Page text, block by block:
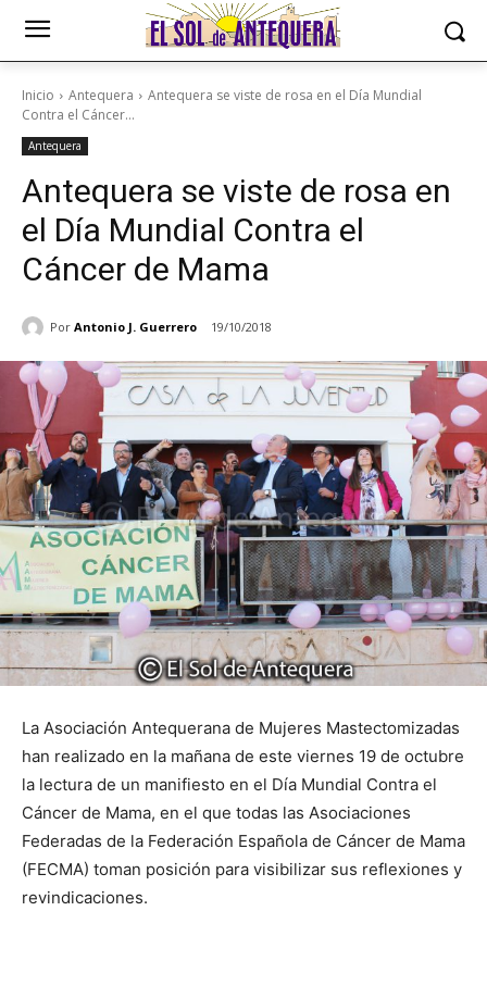
Inicio Antequera
Antequera se viste de rosa en el Día Mundial
Contra el Cáncer...
Antequera
Antequera se viste de rosa en
el Día Mundial Contra el
Cáncer de Mama
Por Antonio J. Guerrero 19/10/2018
La Asociación Antequerana de Mujeres Mastectomizadas
han realizado en la mañana de este viernes 19 de octubre
la lectura de un manifiesto en el Día Mundial Contra el
Cáncer de Mama, en el que todas las Asociaciones
Federadas de la Federación Española de Cáncer de Mama
(FECMA) toman posición para visibilizar sus reflexiones y
revindicaciones.